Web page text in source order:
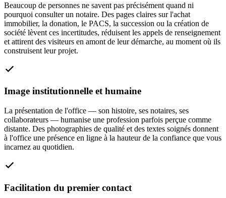
Beaucoup de personnes ne savent pas précisément quand ni
pourquoi consulter un notaire. Des pages claires sur l'achat
immobilier, la donation, le PACS, la succession ou la création de
société lèvent ces incertitudes, réduisent les appels de renseignement
et attirent des visiteurs en amont de leur démarche, au moment où ils
construisent leur projet.
Image institutionnelle et humaine
La présentation de l'office — son histoire, ses notaires, ses
collaborateurs — humanise une profession parfois perçue comme
distante. Des photographies de qualité et des textes soignés donnent
à l'office une présence en ligne à la hauteur de la confiance que vous
incarnez au quotidien.
Facilitation du premier contact